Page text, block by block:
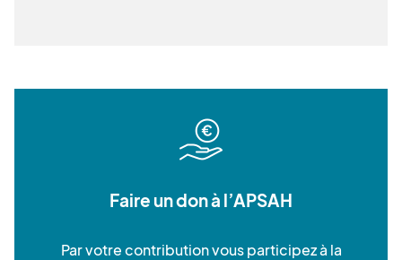
Faire un don à l’APSAH
Par votre contribution vous participez à la